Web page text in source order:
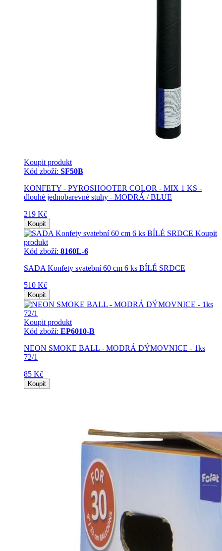
Koupit produkt
Kód zboží: SF50B
KONFETY - PYROSHOOTER COLOR - MIX 1 KS -
dlouhé jednobarevné stuhy - MODRÁ / BLUE
219 Kč
Koupit
Koupit
produkt
Kód zboží: 8160L-6
SADA Konfety svatební 60 cm 6 ks BÍLÉ SRDCE
510 Kč
Koupit
Koupit produkt
Kód zboží: EP6010-B
NEON SMOKE BALL - MODRÁ DÝMOVNICE - 1ks
72/1
85 Kč
Koupit